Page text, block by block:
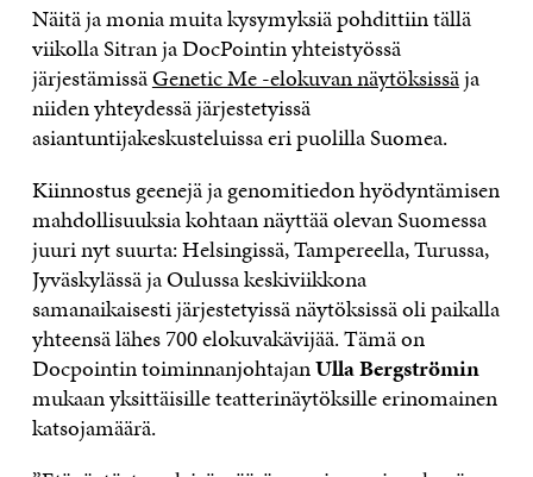
Näitä ja monia muita kysymyksiä pohdittiin tällä
viikolla Sitran ja DocPointin yhteistyössä
järjestämissäGenetic Me -elokuvan näytöksissäja
niiden yhteydessä järjestetyissä
asiantuntijakeskusteluissa eri puolilla Suomea.
Kiinnostus geenejä ja genomitiedon hyödyntämisen
mahdollisuuksia kohtaan näyttää olevan Suomessa
juuri nyt suurta: Helsingissä, Tampereella, Turussa,
Jyväskylässä ja Oulussa keskiviikkona
samanaikaisesti järjestetyissä näytöksissä oli paikalla
yhteensä lähes 700 elokuvakävijää. Tämä on
Docpointin toiminnanjohtajanUlla Bergströmin
mukaan yksittäisille teatterinäytöksille erinomainen
katsojamäärä.